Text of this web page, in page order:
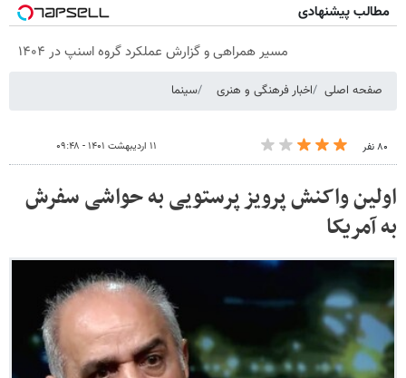
مطالب پیشنهادی
مسیر همراهی و گزارش عملکرد گروه اسنپ در ۱۴۰۴
صفحه اصلی اخبار فرهنگی و هنری سینما
۸۰ نفر ۱۱ اردیبهشت ۱۴۰۱ - ۰۹:۴۸
اولین واکنش پرویز پرستویی به حواشی سفرش
به آمریکا